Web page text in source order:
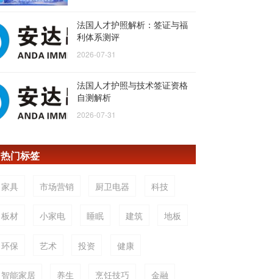
法国人才护照解析：签证与福
利体系测评
2026-07-31
法国人才护照与技术签证资格
自测解析
2026-07-31
热门标签
家具 市场营销 厨卫电器 科技
板材 小家电 睡眠 建筑 地板
环保 艺术 投资 健康
智能家居 养生 烹饪技巧 金融